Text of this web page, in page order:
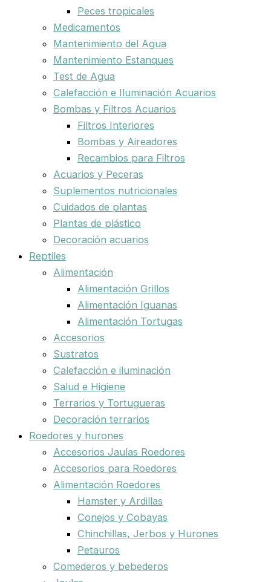
Peces tropicales
Medicamentos
Mantenimiento del Agua
Mantenimiento Estanques
Test de Agua
Calefacción e Iluminación Acuarios
Bombas y Filtros Acuarios
Filtros Interiores
Bombas y Aireadores
Recambios para Filtros
Acuarios y Peceras
Suplementos nutricionales
Cuidados de plantas
Plantas de plástico
Decoración acuarios
Reptiles
Alimentación
Alimentación Grillos
Alimentación Iguanas
Alimentación Tortugas
Accesorios
Sustratos
Calefacción e iluminación
Salud e Higiene
Terrarios y Tortugueras
Decoración terrarios
Roedores y hurones
Accesorios Jaulas Roedores
Accesorios para Roedores
Alimentación Roedores
Hamster y Ardillas
Conejos y Cobayas
Chinchillas, Jerbos y Hurones
Petauros
Comederos y bebederos